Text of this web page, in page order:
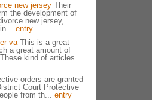
new jerseyTheir
the development of
new jersey,
entry
vaThis is a great
a great amount of
kind of articles
orders are granted
Court Protective
from th... entry